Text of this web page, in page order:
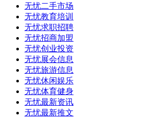
无忧二手市场
无忧教育培训
无忧求职招聘
无忧招商加盟
无忧创业投资
无忧展会信息
无忧旅游信息
无忧休闲娱乐
无忧体育健身
无忧最新资讯
无忧最新推文